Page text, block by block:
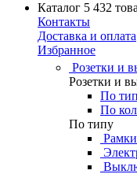
Каталог 5 432
Контакты
Доставка и оплата
Избранное
Розетки и
Розетки и
По
По
По типу
Рамки